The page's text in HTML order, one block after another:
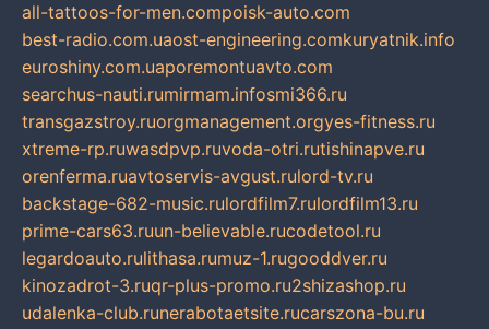
all-tattoos-for-men.compoisk-auto.com
best-radio.com.uaost-engineering.comkuryatnik.info
euroshiny.com.uaporemontuavto.com
searchus-nauti.rumirmam.infosmi366.ru
transgazstroy.ruorgmanagement.orgyes-fitness.ru
xtreme-rp.ruwasdpvp.ruvoda-otri.rutishinapve.ru
orenferma.ruavtoservis-avgust.rulord-tv.ru
backstage-682-music.rulordfilm7.rulordfilm13.ru
prime-cars63.ruun-believable.rucodetool.ru
legardoauto.rulithasa.rumuz-1.rugooddver.ru
kinozadrot-3.ruqr-plus-promo.ru2shizashop.ru
udalenka-club.runerabotaetsite.rucarszona-bu.ru